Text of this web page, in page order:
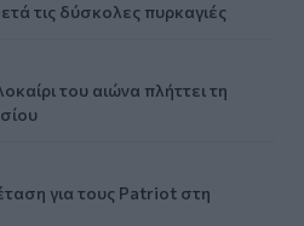
τις δύσκολες πυρκαγιές
του αιώνα πλήττει τη
για τους Patriot στη